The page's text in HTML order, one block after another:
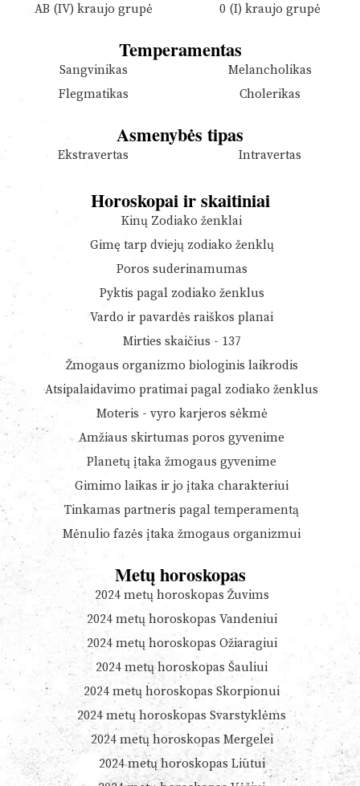
AB (IV) kraujo grupė
0 (I) kraujo grupė
Temperamentas
Sangvinikas
Melancholikas
Flegmatikas
Cholerikas
Asmenybės tipas
Ekstravertas Intravertas
Horoskopai ir skaitiniai
Kinų Zodiako ženklai
Gimę tarp dviejų zodiako ženklų
Poros suderinamumas
Pyktis pagal zodiako ženklus
Vardo ir pavardės raiškos planai
Mirties skaičius - 137
Žmogaus organizmo biologinis laikrodis
Atsipalaidavimo pratimai pagal zodiako ženklus
Moteris - vyro karjeros sėkmė
Amžiaus skirtumas poros gyvenime
Planetų įtaka žmogaus gyvenime
Gimimo laikas ir jo įtaka charakteriui
Tinkamas partneris pagal temperamentą
Mėnulio fazės įtaka žmogaus organizmui
Metų horoskopas
2024 metų horoskopas Žuvims
2024 metų horoskopas Vandeniui
2024 metų horoskopas Ožiaragiui
2024 metų horoskopas Šauliui
2024 metų horoskopas Skorpionui
2024 metų horoskopas Svarstyklėms
2024 metų horoskopas Mergelei
2024 metų horoskopas Liūtui